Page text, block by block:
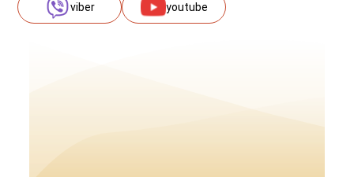
viber youtube